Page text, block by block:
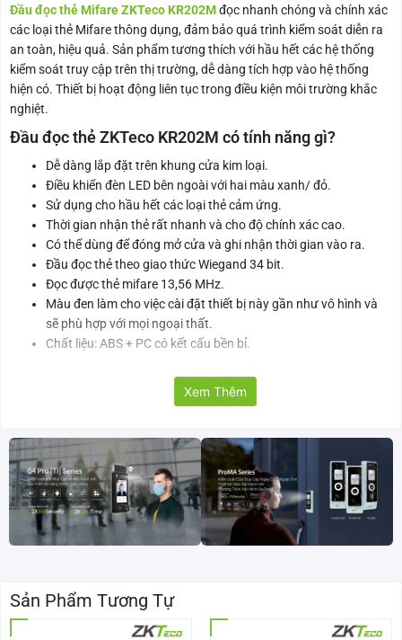
Đầu đọc thẻ Mifare ZKTeco KR202Mđọc nhanh chóng và chính xác
các loại thẻ Mifare thông dụng, đảm bảo quá trình kiểm soát diễn ra
an toàn, hiệu quả. Sản phẩm tương thích với hầu hết các hệ thống
kiểm soát truy cập trên thị trường, dễ dàng tích hợp vào hệ thống
hiện có. Thiết bị hoạt động liên tục trong điều kiện môi trường khắc
nghiệt.
Đầu đọc thẻ ZKTeco KR202M có tính năng gì?
Dễ dàng lắp đặt trên khung cửa kim loại.
Điều khiển đèn LED bên ngoài với hai màu xanh/ đỏ.
Sử dụng cho hầu hết các loại thẻ cảm ứng.
Thời gian nhận thẻ rất nhanh và cho độ chính xác cao.
Có thể dùng để đóng mở cửa và ghi nhận thời gian vào ra.
Đầu đọc thẻ theo giao thức Wiegand 34 bit.
Đọc được thẻ mifare 13,56 MHz.
Màu đen làm cho việc cài đặt thiết bị này gần như vô hình và
sẽ phù hợp với mọi ngoại thất.
Chất liệu: ABS + PC có kết cấu bền bỉ.
Thông số kỹ thuật đầu đọc thẻ Mifare KR202M
Đọc thẻ Mifare 13,56MHz or PIN
Khoảng cách đọc thẻ tối đa 5cm
Trạng thái hiển thị
Xem Thêm
Sản Phẩm Tương Tự